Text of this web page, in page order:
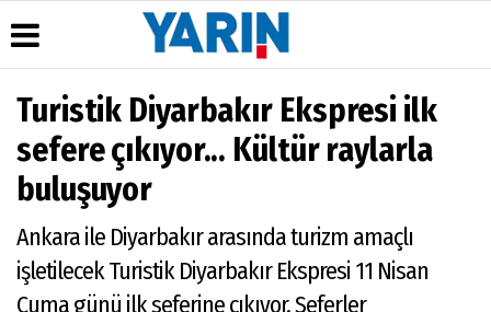
Üye Paneli
Haber
Arşivi
Gazete
Arşivi
Günün
Haberleri
Durumu
Anketler
Biyografiler
Köşe
Yazarları
Künye
İletişim
Gizlilik
İlkeleri
Turistik Diyarbakır Ekspresi ilk
sefere çıkıyor... Kültür raylarla
buluşuyor
Ankara ile Diyarbakır arasında turizm amaçlı
işletilecek Turistik Diyarbakır Ekspresi 11 Nisan
Cuma günü ilk seferine çıkıyor. Seferler